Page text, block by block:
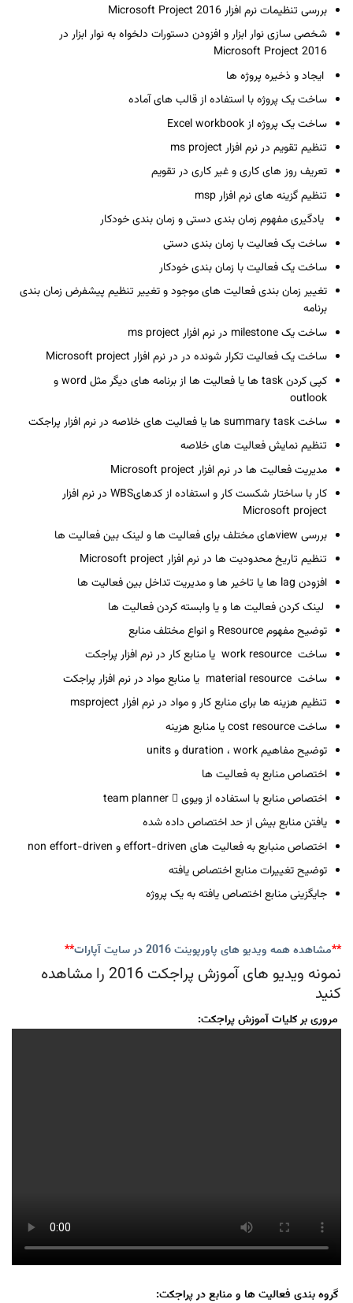
بررسی تنظیمات نرم افزار Microsoft Project 2016
شخصی سازی نوار ابزار و افزودن دستورات دلخواه به نوار ابزار در
Microsoft Project 2016
ایجاد و ذخیره پروژه ها
ساخت یک پروژه با استفاده از قالب های آماده
ساخت یک پروژه از Excel workbook
تنظیم تقویم در نرم افزار ms project
تعریف روز های کاری و غیر کاری در تقویم
تنظیم گزینه های نرم افزار msp
یادگیری مفهوم زمان بندی دستی و زمان بندی خودکار
ساخت یک فعالیت با زمان بندی دستی
ساخت یک فعالیت با زمان بندی خودکار
تغییر زمان بندی فعالیت های موجود و تغییر تنظیم پیشفرض زمان بندی
برنامه
ساخت یک milestone در نرم افزار ms project
ساخت یک فعالیت تکرار شونده در در نرم افزار Microsoft project
کپی کردن task ها یا فعالیت ها از برنامه های دیگر مثل word و
outlook
ساخت summary task ها یا فعالیت های خلاصه در نرم افزار پراجکت
تنظیم نمایش فعالیت های خلاصه
مدیریت فعالیت ها در نرم افزار Microsoft project
کار با ساختار شکست کار و استفاده از کدهایWBS در نرم افزار
Microsoft project
بررسی viewهای مختلف برای فعالیت ها و لینک بین فعالیت ها
تنظیم تاریخ محدودیت ها در نرم افزار Microsoft project
افزودن lag ها یا تاخیر ها و مدیریت تداخل بین فعالیت ها
لینک کردن فعالیت ها و یا وابسته کردن فعالیت ها
توضیح مفهوم Resource و انواع مختلف منابع
ساخت work resource یا منابع کار در نرم افزار پراجکت
ساخت material resource یا منابع مواد در نرم افزار پراجکت
تنظیم هزینه ها برای منابع کار و مواد در نرم افزار msproject
ساخت cost resource یا منابع هزینه
توضیح مفاهیم duration ، work و units
اختصاص منابع به فعالیت ها
اختصاص منابع با استفاده از ویوی ِ team planner
یافتن منابع بیش از حد اختصاص داده شده
اختصاص منبابع به فعالیت های effort-driven و non effort-driven
توضیح تغییرات منابع اختصاص یافته
جایگزینی منابع اختصاص یافته به یک پروژه
**مشاهده همه ویدیو های پاورپوینت 2016 در سایت آپارات **
نمونه ویدیو های آموزش پراجکت 2016 را مشاهده
کنید
مروری بر کلیات آموزش پراجکت:
گروه بندی فعالیت ها و منابع در پراجکت: